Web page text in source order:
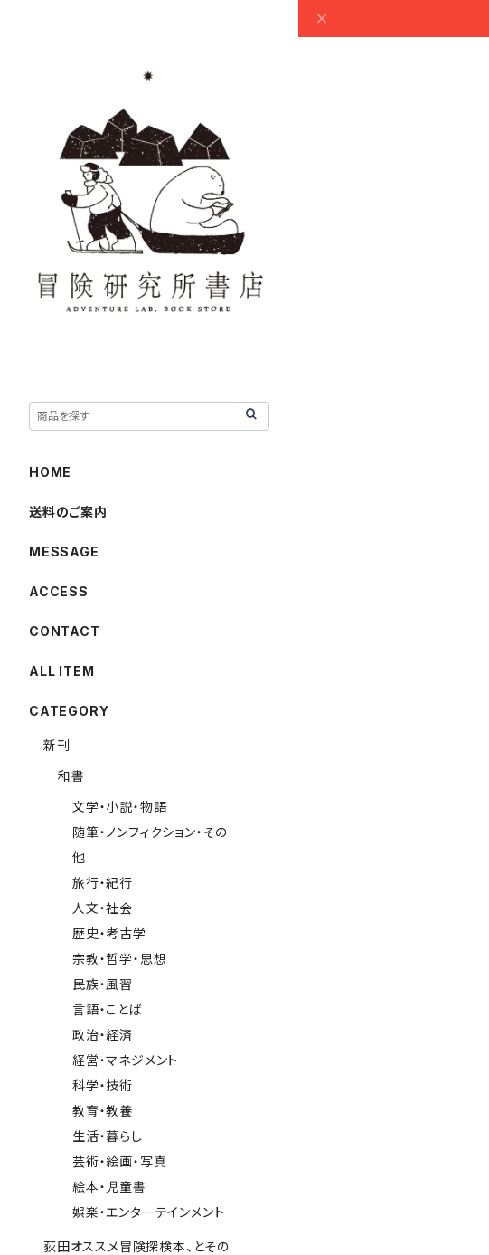
HOME
送料のご案内
MESSAGE
ACCESS
CONTACT
ALL ITEM
CATEGORY
新刊
和書
文学・小説・物語
随筆・ノンフィクション・その
他
旅行・紀行
人文・社会
歴史・考古学
宗教・哲学・思想
民族・風習
言語・ことば
政治・経済
経営・マネジメント
科学・技術
教育・教養
生活・暮らし
芸術・絵画・写真
絵本・児童書
娯楽・エンターテインメント
荻田オススメ冒険探検本、とその